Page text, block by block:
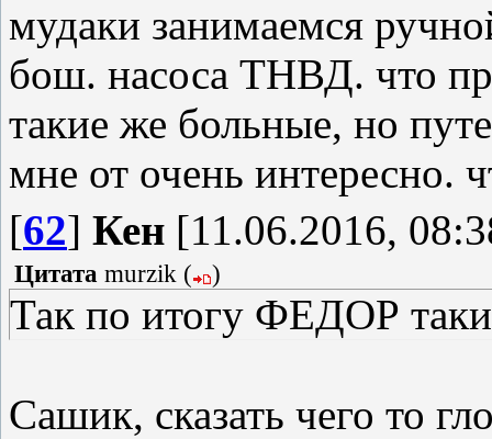
мудаки занимаемся
бош. насоса ТНВД. что
такие же больные, но
мне от очень интересно.
[62] Кен [11.06.2016,
Цитата murzik ( )
Так по итогу ФЕДОР
Сашик, сказать чего то